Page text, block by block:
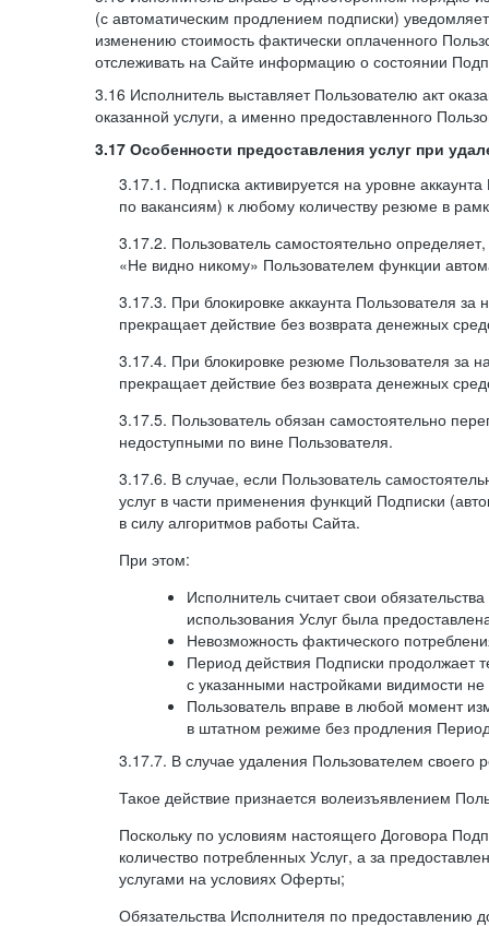
(с автоматическим продлением подписки)
изменению стоимость фактически оплаченного
отслеживать на Сайте информацию о состоянии
3.16 Исполнитель выставляет Пользователю акт
оказанной услуги, а именно предоставленного
3.17 Особенности предоставления услуг при
3.17.1. Подписка активируется на уровне
по вакансиям) к любому количеству резюме в
3.17.2. Пользователь самостоятельно
«Не видно никому» Пользователем функции
3.17.3. При блокировке аккаунта Пользователя
прекращает действие без возврата денежных
3.17.4. При блокировке резюме Пользователя за
прекращает действие без возврата денежных
3.17.5. Пользователь обязан самостоятельно
недоступными по вине Пользователя.
3.17.6. В случае, если Пользователь
услуг в части применения функций Подписки
в силу алгоритмов работы Сайта.
При этом:
Исполнитель считает свои
использования Услуг была
Невозможность фактического
Период действия Подписки продолжает
с указанными настройками видимости не
Пользователь вправе в любой момент
в штатном режиме без продления
3.17.7. В случае удаления Пользователем своего
Такое действие признается волеизъявлением
Поскольку по условиям настоящего Договора
количество потребленных Услуг, а за
услугами на условиях Оферты;
Обязательства Исполнителя по предоставлению